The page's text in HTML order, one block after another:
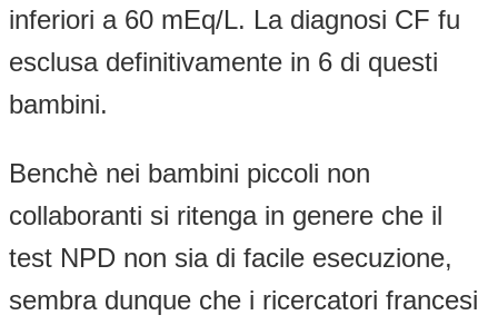
inferiori a 60 mEq/L. La diagnosi CF fu
esclusa definitivamente in 6 di questi
bambini.
Benchè nei bambini piccoli non
collaboranti si ritenga in genere che il
test NPD non sia di facile esecuzione,
sembra dunque che i ricercatori francesi